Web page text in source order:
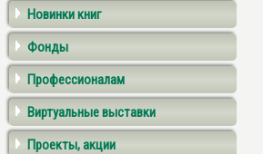
Новинки книг
Фонды
Профессионалам
Виртуальные выставки
Проекты, акции